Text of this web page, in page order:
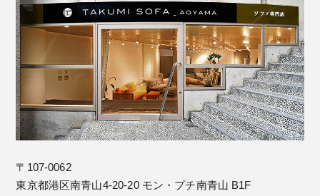
〒107-0062
東京都港区南青山4-20-20 モン・プチ南青山 B1F